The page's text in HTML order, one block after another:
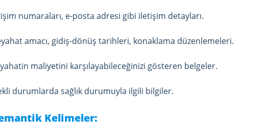
numaraları, e-posta adresi gibi iletişim detayları.
amacı, gidiş-dönüş tarihleri, konaklama düzenlemeleri.
maliyetini karşılayabileceğinizi gösteren belgeler.
durumlarda sağlık durumuyla ilgili bilgiler.
Kelimeler: